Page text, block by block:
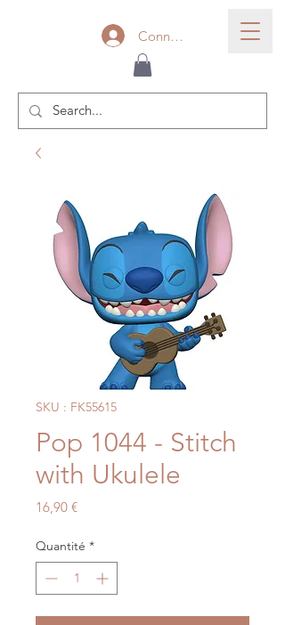
Connexion
SKU : FK55615
Pop 1044 - Stitch
with Ukulele
16,90 €Prix
Quantité *